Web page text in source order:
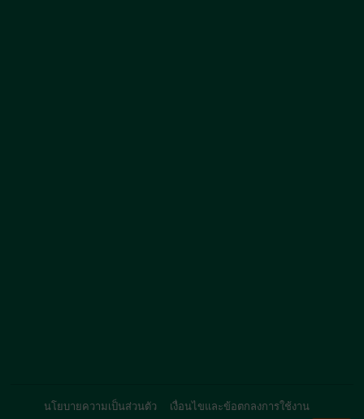
นโยบายความเป็นส่วนตัว เงื่อนไขและข้อตกลงการใช้งาน